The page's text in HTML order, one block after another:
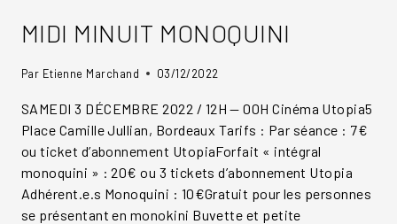
MIDI MINUIT MONOQUINI
Par Etienne Marchand 03/12/2022
SAMEDI 3 DÉCEMBRE 2022 / 12H — 00H Cinéma Utopia5
Place Camille Jullian, Bordeaux Tarifs : Par séance : 7€
ou ticket d’abonnement UtopiaForfait « intégral
monoquini » : 20€ ou 3 tickets d’abonnement Utopia
Adhérent.e.s Monoquini : 10€Gratuit pour les personnes
se présentant en monokini Buvette et petite